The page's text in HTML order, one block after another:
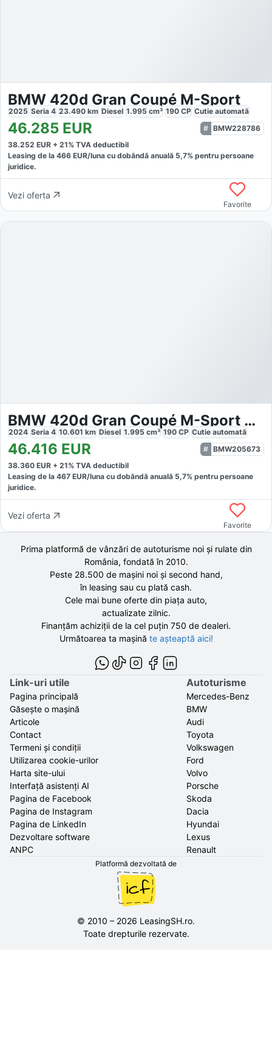
BMW 420d Gran Coupé M-Sport
2025 Seria 4 23.490 km Diesel 1.995 cm³ 190 CP Cutie automată
46.285 EUR
BMW228786
38.252 EUR + 21% TVA deductibil
Leasing de la 466 EUR/luna cu dobăndă anuală 5,7% pentru persoane
juridice.
Vezi oferta
Favorite
BMW 420d Gran Coupé M-Sport Pro
2024 Seria 4 10.601 km Diesel 1.995 cm³ 190 CP Cutie automată
46.416 EUR
BMW205673
38.360 EUR + 21% TVA deductibil
Leasing de la 467 EUR/luna cu dobăndă anuală 5,7% pentru persoane
juridice.
Vezi oferta
Favorite
Prima platformă de vânzări de autoturisme noi și rulate din
România, fondată în 2010.
Peste 28.500 demașini noi și second hand,
în leasing sau cu plată cash.
Cele mai bune oferte din piața auto,
actualizate zilnic.
Finanțăm achiziții de la cel puțin 750 de dealeri.
Următoarea ta mașină te așteaptă aici!
Link-uri utile
Pagina principală
Găsește o mașină
Articole
Contact
Termeni și condiții
Utilizarea cookie-urilor
Harta site-ului
Interfață asistenți AI
Pagina de Facebook
Pagina de Instagram
Pagina de LinkedIn
Dezvoltare software
ANPC
Autoturisme
Mercedes-Benz
BMW
Audi
Toyota
Volkswagen
Ford
Volvo
Porsche
Skoda
Dacia
Hyundai
Lexus
Renault
Platformă dezvoltată de
© 2010 – 2026 LeasingSH.ro.
Toate drepturile rezervate.